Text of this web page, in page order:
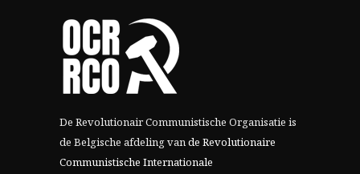
De Revolutionair Communistische Organisatie is
de Belgische afdeling vande Revolutionaire
Communistische Internationale